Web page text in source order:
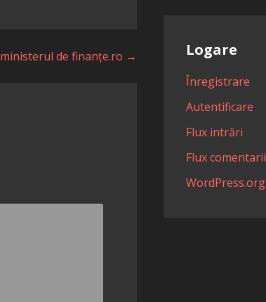
ministerul de finanțe.ro → Logare
Înregistrare
Autentificare
Flux intrări
Flux comentarii
WordPress.org